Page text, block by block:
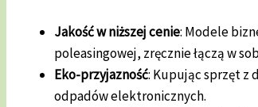
Jakość w niższej cenie: Modele
poleasingowej, zręcznie łączą w
Eko-przyjazność: Kupując sprzęt z
odpadów elektronicznych.